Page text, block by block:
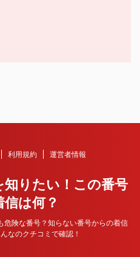
利用規約 運営者情報
知りたい！この番号
は何？
危険な番号？知らない番号からの着信
なのクチコミで確認！
！この番号からの着信は何？